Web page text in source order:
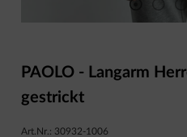
PAOLO - Langarm
gestrickt
Art.Nr.: 30932-1006